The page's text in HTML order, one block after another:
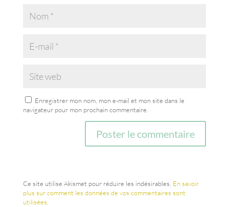
Enregistrer mon nom, mon e-mail et mon site dans le
navigateur pour mon prochain commentaire.
Ce site utilise Akismet pour réduire les indésirables. En savoir
plus sur comment les données de vos commentaires sont
utilisées.